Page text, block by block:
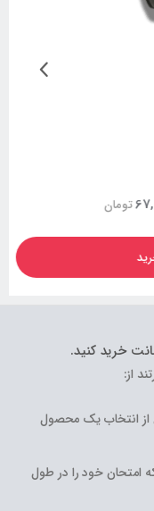
تومان
خرید کنید.
از:
از انتخاب یک محصول
امتحان خود را در طول